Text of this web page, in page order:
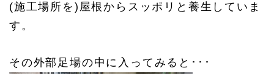
(施工場所を)屋根からスッポリと養生していま
す。
その外部足場の中に入ってみると･･･